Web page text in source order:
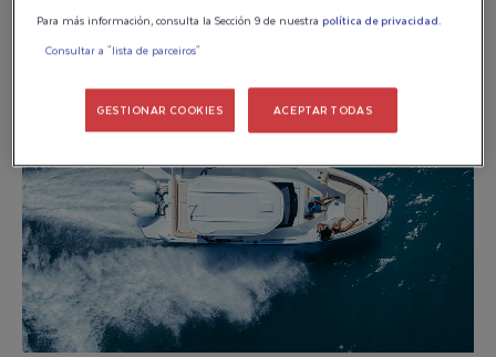
Para más información, consulta la Sección 9 de nuestrapolítica de privacidad.
Consultar a "lista de parceiros"
GESTIONAR COOKIES ACEPTAR TODAS